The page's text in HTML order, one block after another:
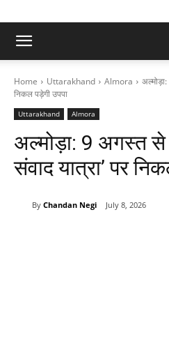
Home Uttarakhand Almora
निकल पड़ेगी उपपा
Uttarakhand Almora
अल्मोड़ा: 9 अगस्त से
संवाद यात्रा’ पर
By Chandan Negi July 8, 2026